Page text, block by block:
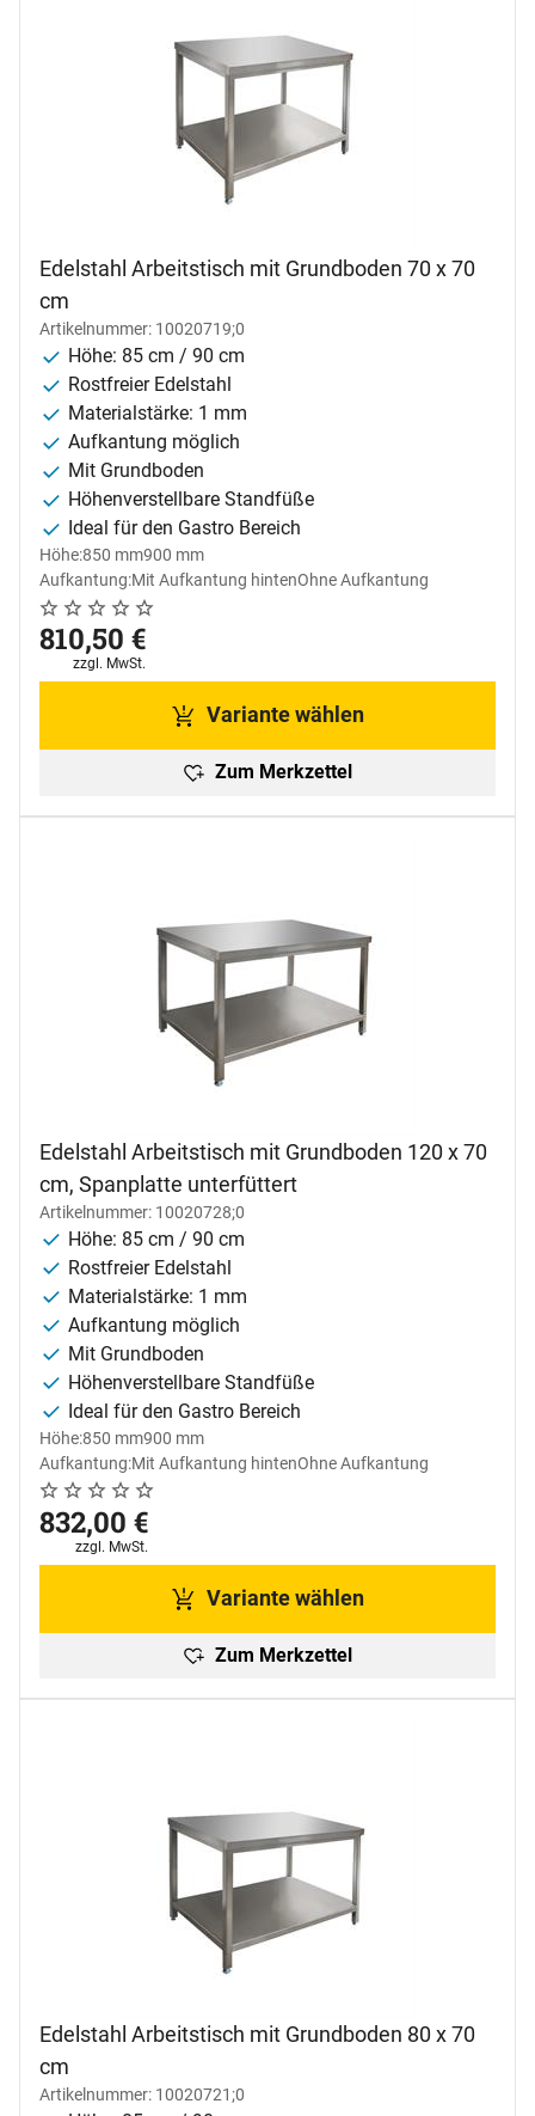
Edelstahl Arbeitstisch mit Grundboden 70 x 70
cm
Artikelnummer: 10020719;0
Höhe: 85 cm / 90 cm
Rostfreier Edelstahl
Materialstärke: 1 mm
Aufkantung möglich
Mit Grundboden
Höhenverstellbare Standfüße
Ideal für den Gastro Bereich
Höhe:850 mm900 mm
Aufkantung:Mit Aufkantung hintenOhne Aufkantung
Noch keine Bewertungen abgegeben
0 Bewertungen
810,50 €
Steuerhinweis:
zzgl. MwSt.
Variante wählen
Zum Merkzettel
Edelstahl Arbeitstisch mit Grundboden 120 x 70
cm, Spanplatte unterfüttert
Artikelnummer: 10020728;0
Höhe: 85 cm / 90 cm
Rostfreier Edelstahl
Materialstärke: 1 mm
Aufkantung möglich
Mit Grundboden
Höhenverstellbare Standfüße
Ideal für den Gastro Bereich
Höhe:850 mm900 mm
Aufkantung:Mit Aufkantung hintenOhne Aufkantung
Noch keine Bewertungen abgegeben
0 Bewertungen
832,00 €
Steuerhinweis:
zzgl. MwSt.
Variante wählen
Zum Merkzettel
Edelstahl Arbeitstisch mit Grundboden 80 x 70
cm
Artikelnummer: 10020721;0